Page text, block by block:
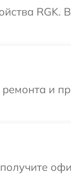
RGK.
и